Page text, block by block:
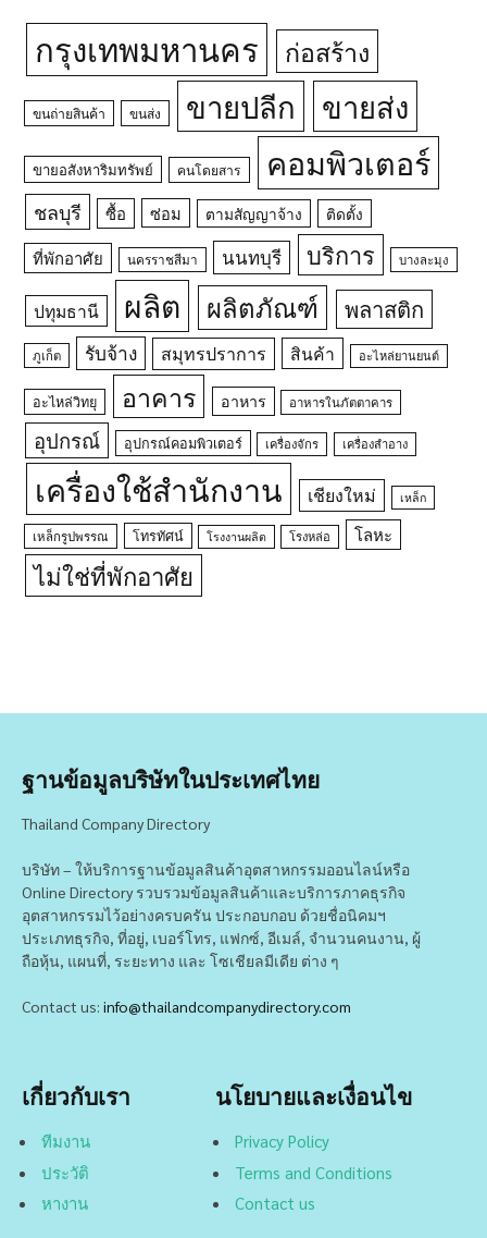
กรุงเทพมหานคร ก่อสร้าง
ขนถ่ายสินค้า ขนส่ง ขายปลีก ขายส่ง
ขายอสังหาริมทรัพย์ คนโดยสาร คอมพิวเตอร์
ชลบุรี ซื้อ ซ่อม ตามสัญญาจ้าง ติดตั้ง
ที่พักอาศัย นครราชสีมา นนทบุรี บริการ บางละมุง
ปทุมธานี ผลิต ผลิตภัณฑ์ พลาสติก
ภูเก็ต รับจ้าง สมุทรปราการ สินค้า อะไหล่ยานยนต์
อะไหล่วิทยุ อาคาร อาหาร อาหารในภัตตาคาร
อุปกรณ์ อุปกรณ์คอมพิวเตอร์ เครื่องจักร เครื่องสำอาง
เครื่องใช้สำนักงาน เชียงใหม่ เหล็ก
เหล็กรูปพรรณ โทรทัศน์ โรงงานผลิต โรงหล่อ โลหะ
ไม่ใช่ที่พักอาศัย
ฐานข้อมูลบริษัทในประเทศไทย
Thailand Company Directory
บริษัท – ให้บริการฐานข้อมูลสินค้าอุตสาหกรรมออนไลน์หรือ
Online Directory รวบรวมข้อมูลสินค้าและบริการภาคธุรกิจ
อุตสาหกรรมไว้อย่างครบครัน ประกอบกอบ ด้วยชื่อนิคมฯ
ประเภทธุรกิจ, ที่อยู่, เบอร์โทร, แฟกซ์, อีเมล์, จำนวนคนงาน, ผู้
ถือหุ้น, แผนที่, ระยะทาง และ โซเชียลมีเดีย ต่าง ๆ
Contact us: info@thailandcompanydirectory.com
เกี่ยวกับเรา
ทีมงาน
ประวัติ
หางาน
นโยบายและเงื่อนไข
Privacy Policy
Terms and Conditions
Contact us